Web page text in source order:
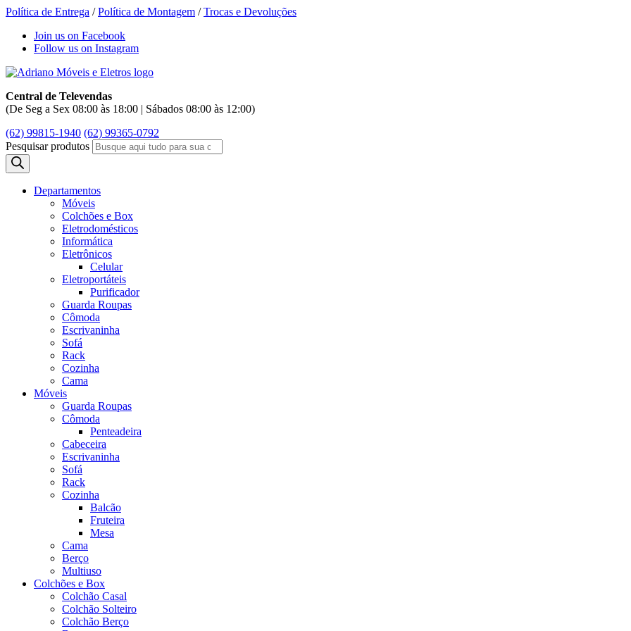
Política de Entrega /Política de Montagem /Trocas e Devoluções
Join us on Facebook
Follow us on Instagram
Central de Televendas
(De Seg a Sex 08:00 às 18:00 | Sábados 08:00 às 12:00)
(62) 99815-1940 (62) 99365-0792
Pesquisar produtos
Departamentos
Móveis
Colchões e Box
Eletrodomésticos
Informática
Eletrônicos
Celular
Eletroportáteis
Purificador
Guarda Roupas
Cômoda
Escrivaninha
Sofá
Rack
Cozinha
Cama
Móveis
Guarda Roupas
Cômoda
Penteadeira
Cabeceira
Escrivaninha
Sofá
Rack
Cozinha
Balcão
Fruteira
Mesa
Cama
Berço
Multiuso
Colchões e Box
Colchão Casal
Colchão Solteiro
Colchão Berço